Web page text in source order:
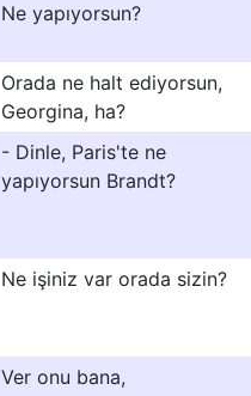
Ne yapıyorsun?
Orada ne halt ediyorsun,
Georgina, ha?
- Dinle, Paris'te ne
yapıyorsun Brandt?
Ne işiniz var orada sizin?
Ver onu bana,